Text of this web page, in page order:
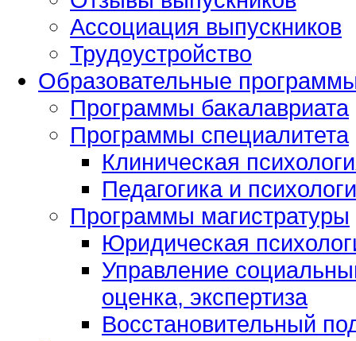
Ассоциация выпускников
Трудоустройство
Образовательные
Программы бакалавриата
Программы специалитета
Клиническая
Педагогика и
Программы магистратуры
Юридическая
Управление
оценка, экспертиза
Восстановительный